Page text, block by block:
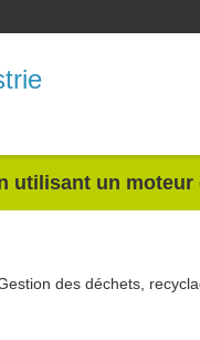
utilisant un
des déchets,